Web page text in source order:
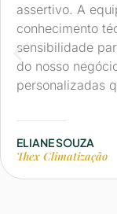
assertivo. A
conhecimento
sensibilidade
do nosso
personalizadas
ELIANE SOUZA
Thex Climatização